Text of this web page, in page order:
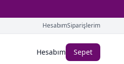
HesabımSiparişlerim
Hesabım Sepet